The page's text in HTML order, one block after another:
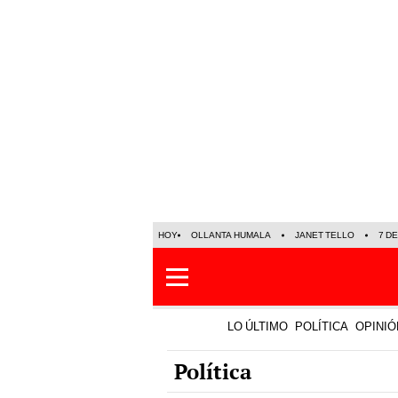
HOY OLLANTA HUMALA JANET TELLO 7
LO ÚLTIMO POLÍTICA
Política